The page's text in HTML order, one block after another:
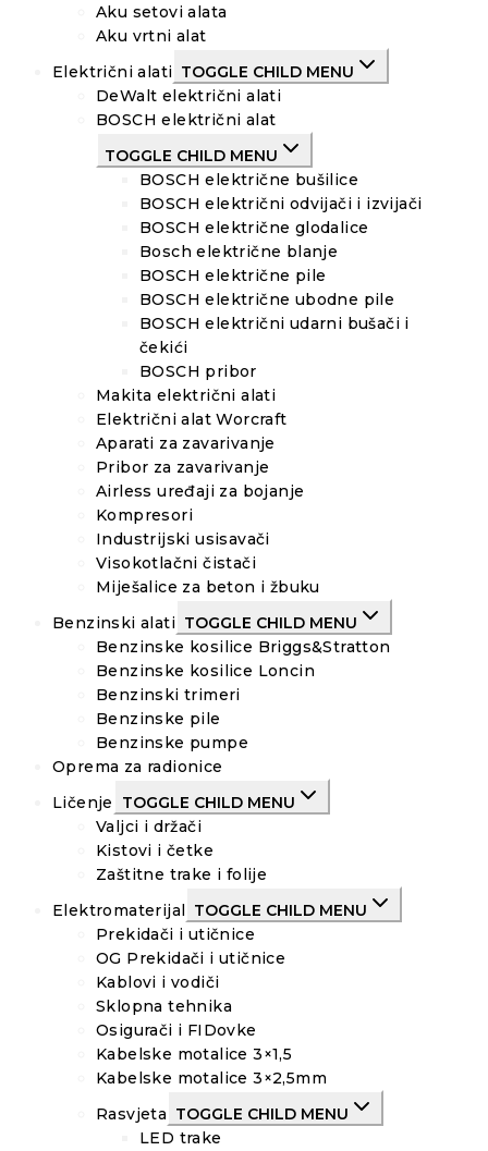
Aku setovi alata
Aku vrtni alat
Električni alati TOGGLE CHILD MENU
DeWalt električni alati
BOSCH električni alat
TOGGLE CHILD MENU
BOSCH električne bušilice
BOSCH električni odvijači i izvijači
BOSCH električne glodalice
Bosch električne blanje
BOSCH električne pile
BOSCH električne ubodne pile
BOSCH električni udarni bušači i
čekići
BOSCH pribor
Makita električni alati
Električni alat Worcraft
Aparati za zavarivanje
Pribor za zavarivanje
Airless uređaji za bojanje
Kompresori
Industrijski usisavači
Visokotlačni čistači
Miješalice za beton i žbuku
Benzinski alati TOGGLE CHILD MENU
Benzinske kosilice Briggs&Stratton
Benzinske kosilice Loncin
Benzinski trimeri
Benzinske pile
Benzinske pumpe
Oprema za radionice
Ličenje
TOGGLE CHILD MENU
Valjci i držači
Kistovi i četke
Zaštitne trake i folije
Elektromaterijal
TOGGLE CHILD MENU
Prekidači i utičnice
OG Prekidači i utičnice
Kablovi i vodiči
Sklopna tehnika
Osigurači i FIDovke
Kabelske motalice 3×1,5
Kabelske motalice 3×2,5mm
Rasvjeta TOGGLE CHILD MENU
LED trake